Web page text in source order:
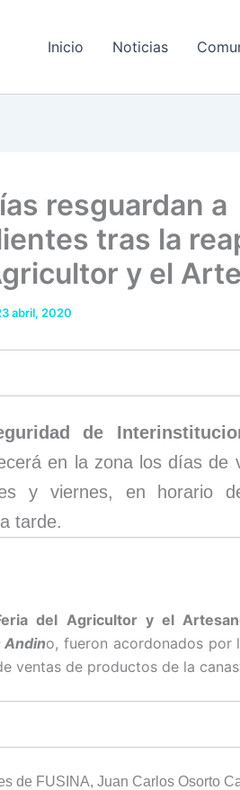
Inicio Noticias
resguardan a
tras la
y el
abril, 2020
de
en la zona los días de
y viernes, en horario
tarde.
del Agricultor y el
Andino, fueron acordonados por
ventas de productos de la
de FUSINA, Juan Carlos Osorto